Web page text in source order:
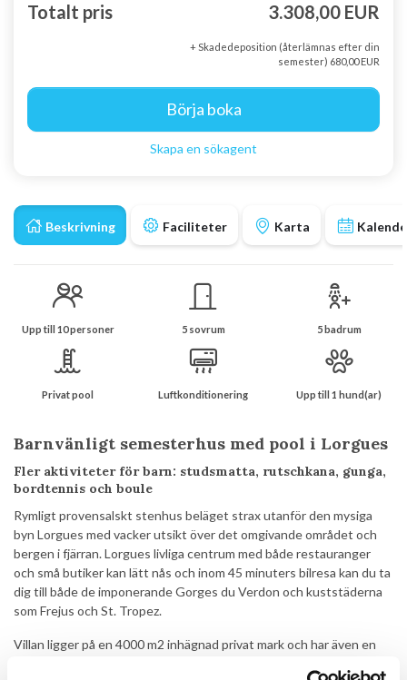
Beskrivning Faciliteter Karta
Upp till 10 personer 5 sovrum 5 badrum
Privat pool Luftkonditionering Upp till 1 hund(ar)
Barnvänligt semesterhus med pool i Lorgues
Fler aktiviteter för barn: studsmatta, rutschkana, gunga,
bordtennis och boule
Rymligt provensalskt stenhus beläget strax utanför den mysiga
byn Lorgues med vacker utsikt över det omgivande området och
bergen i fjärran. Lorgues livliga centrum med både restauranger
och små butiker kan lätt nås och inom 45 minuters bilresa kan du ta
dig till både de imponerande Gorges du Verdon och kuststäderna
som Frejus och St. Tropez.
Villan ligger på en 4000 m2 inhägnad privat mark och har även en
Totalt pris 3.308,00 EUR
+ Skadedeposition (återlämnas efter din
semester) 680,00 EUR
Börja boka
Skapa en sökagent